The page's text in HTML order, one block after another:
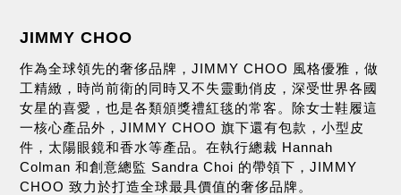
JIMMY CHOO
作為全球領先的奢侈品牌，JIMMY CHOO 風格優雅，做
工精緻，時尚前衛的同時又不失靈動俏皮，深受世界各國
女星的喜愛，也是各類頒獎禮紅毯的常客。除女士鞋履這
一核心產品外，JIMMY CHOO 旗下還有包款，小型皮
件，太陽眼鏡和香水等產品。在執行總裁 Hannah
Colman 和創意總監 Sandra Choi 的帶領下，JIMMY
CHOO 致力於打造全球最具價值的奢侈品牌。